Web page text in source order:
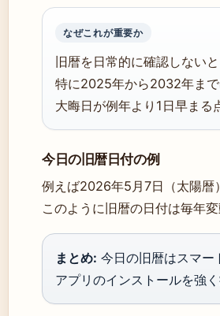
なぜこれが重要か
旧暦を日常的に確認しない
特に2025年から2032年ま
大晦日が例年より1日早ま
今日の旧暦日付の例
例えば2026年5月7日（太陽暦
このように旧暦の日付は毎年
まとめ: 今日の旧暦はスマ
アプリのインストールを強